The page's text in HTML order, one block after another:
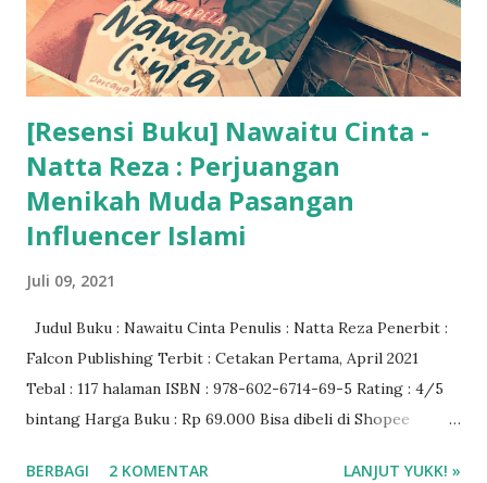
[Resensi Buku] Nawaitu Cinta -
Natta Reza : Perjuangan
Menikah Muda Pasangan
Influencer Islami
Juli 09, 2021
Judul Buku : Nawaitu Cinta Penulis : Natta Reza Penerbit :
Falcon Publishing Terbit : Cetakan Pertama, April 2021
Tebal : 117 halaman ISBN : 978-602-6714-69-5 Rating : 4/5
bintang Harga Buku : Rp 69.000 Bisa dibeli di Shopee
BERBAGI 2 KOMENTAR LANJUT YUKK! »